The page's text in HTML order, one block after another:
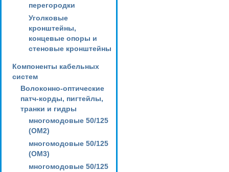
перегородки
Уголковые
кронштейны,
концевые опоры и
стеновые кронштейны
Компоненты кабельных
систем
Волоконно-оптические
патч-корды, пигтейлы,
транки и гидры
многомодовые 50/125
(OM2)
многомодовые 50/125
(OM3)
многомодовые 50/125